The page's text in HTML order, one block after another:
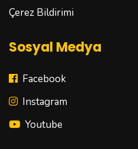
Çerez Bildirimi
Sosyal Medya
Facebook
Instagram
Youtube